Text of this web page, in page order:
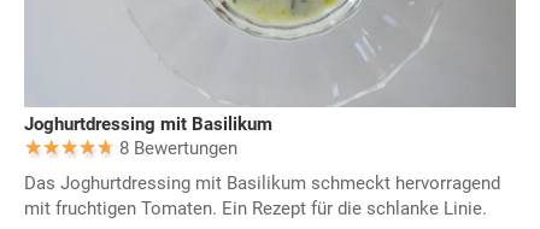
Joghurtdressing mit Basilikum
8 Bewertungen
Das Joghurtdressing mit Basilikum schmeckt hervorragend
mit fruchtigen Tomaten. Ein Rezept für die schlanke Linie.